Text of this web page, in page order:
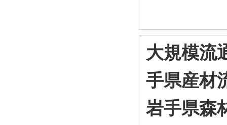
大規模流
手県産材
岩手県森